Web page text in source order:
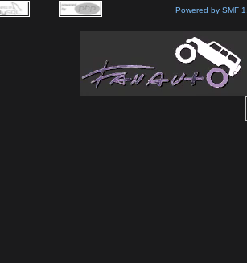
Powered by SMF